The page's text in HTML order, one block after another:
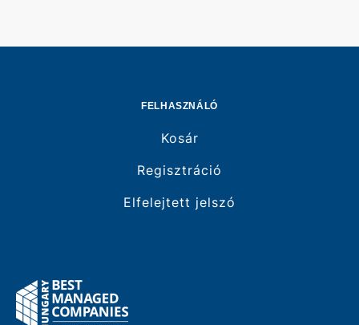
FELHASZNÁLÓ
Kosár
Regisztráció
Elfelejtett jelszó